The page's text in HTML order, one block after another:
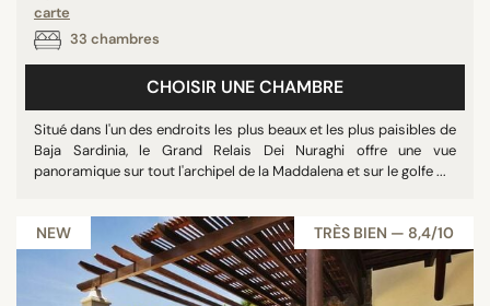
carte
33 chambres
CHOISIR UNE CHAMBRE
Situé dans l'un des endroits les plus beaux et les plus paisibles de
Baja Sardinia, le Grand Relais Dei Nuraghi offre une vue
panoramique sur tout l'archipel de la Maddalena et sur le golfe ...
NEW TRÈS BIEN — 8,4/10